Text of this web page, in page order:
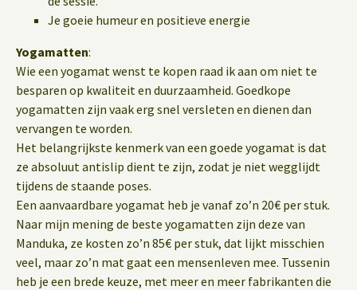
Je goeie humeur en positieve energie
Yogamatten:
Wie een yogamat wenst te kopen raad ik aan om niet te
besparen op kwaliteit en duurzaamheid. Goedkope
yogamatten zijn vaak erg snel versleten en dienen dan
vervangen te worden.
Het belangrijkste kenmerk van een goede yogamat is dat
ze absoluut antislip dient te zijn, zodat je niet wegglijdt
tijdens de staande poses.
Een aanvaardbare yogamat heb je vanaf zo’n 20€ per stuk.
Naar mijn mening de beste yogamatten zijn deze van
Manduka, ze kosten zo’n 85€ per stuk, dat lijkt misschien
veel, maar zo’n mat gaat een mensenleven mee. Tussenin
heb je een brede keuze, met meer en meer fabrikanten die